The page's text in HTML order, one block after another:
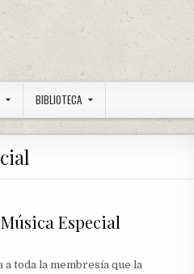
BIBLIOTECA
Especial
a toda la membresía que la